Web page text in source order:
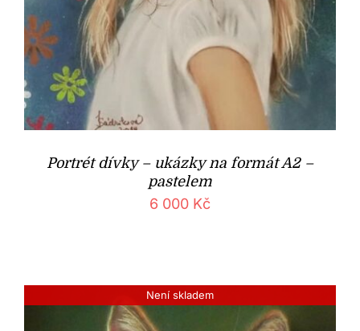
Portrét dívky – ukázky na formát A2 –
pastelem
6 000 Kč
Není skladem